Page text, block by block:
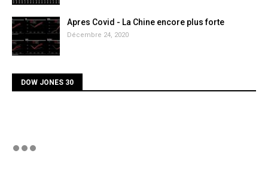
Apres Covid - La Chine encore plus forte
Décembre 24, 2020
DOW JONES 30